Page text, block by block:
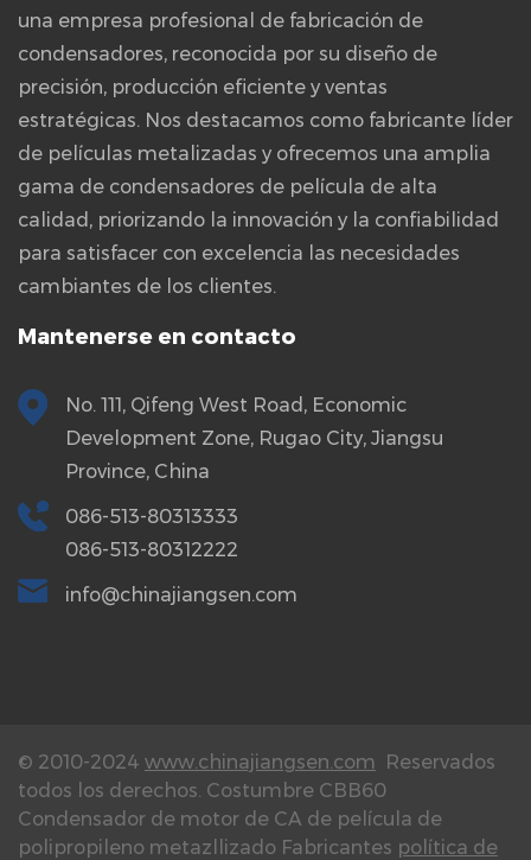
una empresa profesional de fabricación de
condensadores, reconocida por su diseño de
precisión, producción eficiente y ventas
estratégicas. Nos destacamos como fabricante líder
de películas metalizadas y ofrecemos una amplia
gama de condensadores de película de alta
calidad, priorizando la innovación y la confiabilidad
para satisfacer con excelencia las necesidades
cambiantes de los clientes.
Mantenerse en contacto
No. 111, Qifeng West Road, Economic
Development Zone, Rugao City, Jiangsu
Province, China
086-513-80313333
086-513-80312222
info@chinajiangsen.com
© 2010-2024 www.chinajiangsen.com Reservados
todos los derechos. Costumbre CBB60
Condensador de motor de CA de película de
polipropileno metazllizado Fabricantes política de